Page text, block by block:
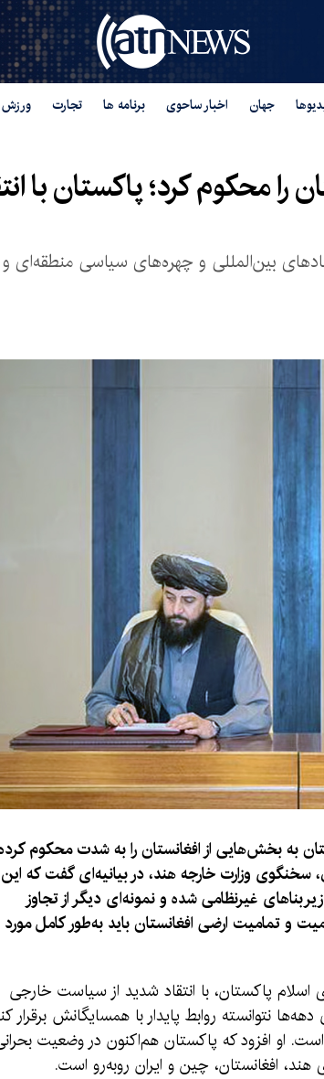
جهان اخبار ساحوی برنامه ها تجارت ورزش
محکوم کرد؛ پاکستان با
بین‌المللی و چهره‌های سیاسی منطقه‌ای
به بخش‌هایی از افغانستان را به شدت محکوم
وزارت خارجه هند، در بیانیه‌ای گفت که این
غیرنظامی شده و نمونه‌ای دیگر از تجاوز
و تمامیت ارضی افغانستان باید به‌طور کامل مورد
پاکستان، با انتقاد شدید از سیاست خارجی
نتوانسته روابط پایدار با همسایگانش برقرار
او افزود که پاکستان هم‌اکنون در وضعیت
افغانستان، چین و ایران روبه‌رو است.